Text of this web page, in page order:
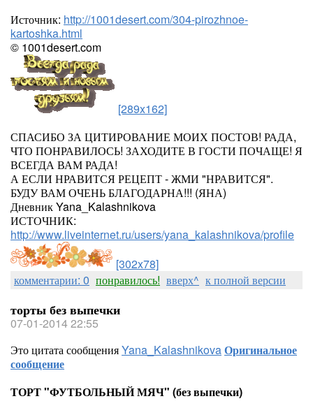
Источник: http://1001desert.com/304-pirozhnoe-
kartoshka.html
© 1001desert.com
[289x162]
СПАСИБО ЗА ЦИТИРОВАНИЕ МОИХ ПОСТОВ! РАДА,
ЧТО ПОНРАВИЛОСЬ! ЗАХОДИТЕ В ГОСТИ ПОЧАЩЕ! Я
ВСЕГДА ВАМ РАДА!
А ЕСЛИ НРАВИТСЯ РЕЦЕПТ - ЖМИ "НРАВИТСЯ".
БУДУ ВАМ ОЧЕНЬ БЛАГОДАРНА!!! (ЯНА)
Дневник Yana_Kalashnikova
ИСТОЧНИК:
http://www.liveinternet.ru/users/yana_kalashnikova/profile
[302x78]
комментарии: 0 понравилось! вверх^ к полной версии
торты без выпечки
07-01-2014 22:55
Это цитата сообщенияYana_KalashnikovaОригинальное
сообщение
ТОРТ "ФУТБОЛЬНЫЙ МЯЧ" (без выпечки)